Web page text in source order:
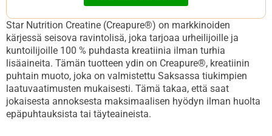
Star Nutrition Creatine (Creapure®) on markkinoiden
kärjessä seisova ravintolisä, joka tarjoaa urheilijoille ja
kuntoilijoille 100 % puhdasta kreatiinia ilman turhia
lisäaineita. Tämän tuotteen ydin on Creapure®, kreatiinin
puhtain muoto, joka on valmistettu Saksassa tiukimpien
laatuvaatimusten mukaisesti. Tämä takaa, että saat
jokaisesta annoksesta maksimaalisen hyödyn ilman huolta
epäpuhtauksista tai täyteaineista.